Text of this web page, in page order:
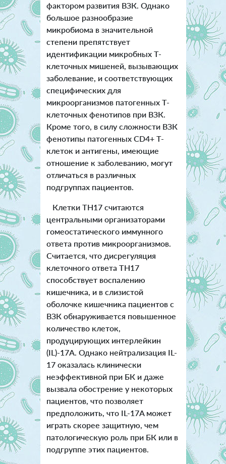
фактором развития ВЗК. Однако
большое разнообразие
микробиома в значительной
степени препятствует
идентификации микробных Т-
клеточных мишеней, вызывающих
заболевание, и соответствующих
специфических для
микроорганизмов патогенных Т-
клеточных фенотипов при ВЗК.
Кроме того, в силу сложности ВЗК
фенотипы патогенных CD4+ T-
клеток и антигены, имеющие
отношение к заболеванию, могут
отличаться в различных
подгруппах пациентов.
Клетки TH17 считаются
центральными организаторами
гомеостатического иммунного
ответа против микроорганизмов.
Считается, что дисрегуляция
клеточного ответа TH17
способствует воспалению
кишечника, и в слизистой
оболочке кишечника пациентов с
ВЗК обнаруживается повышенное
количество клеток,
продуцирующих интерлейкин
(IL)-17A. Однако нейтрализация IL-
17 оказалась клинически
неэффективной при БК и даже
вызвала обострение у некоторых
пациентов, что позволяет
предположить, что IL-17A может
играть скорее защитную, чем
патологическую роль при БК или в
подгруппе этих пациентов.